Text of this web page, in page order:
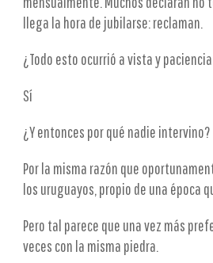
llega la hora de jubilarse: reclaman.
¿Todo esto ocurrió a vista y
Sí
¿Y entonces por qué nadie intervino?
Por la misma razón que
los uruguayos, propio de una época
Pero tal parece que una vez más
veces con la misma piedra.